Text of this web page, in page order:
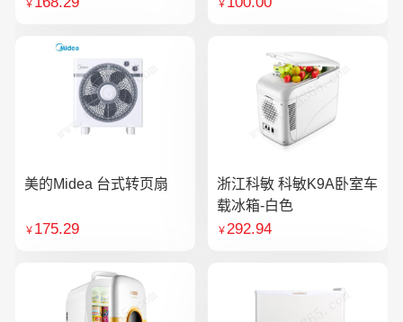
￥ ￥
美的Midea 台式转页扇
￥ 175.29
浙江科敏 科敏K9A卧室车
载冰箱-白色
￥292.94